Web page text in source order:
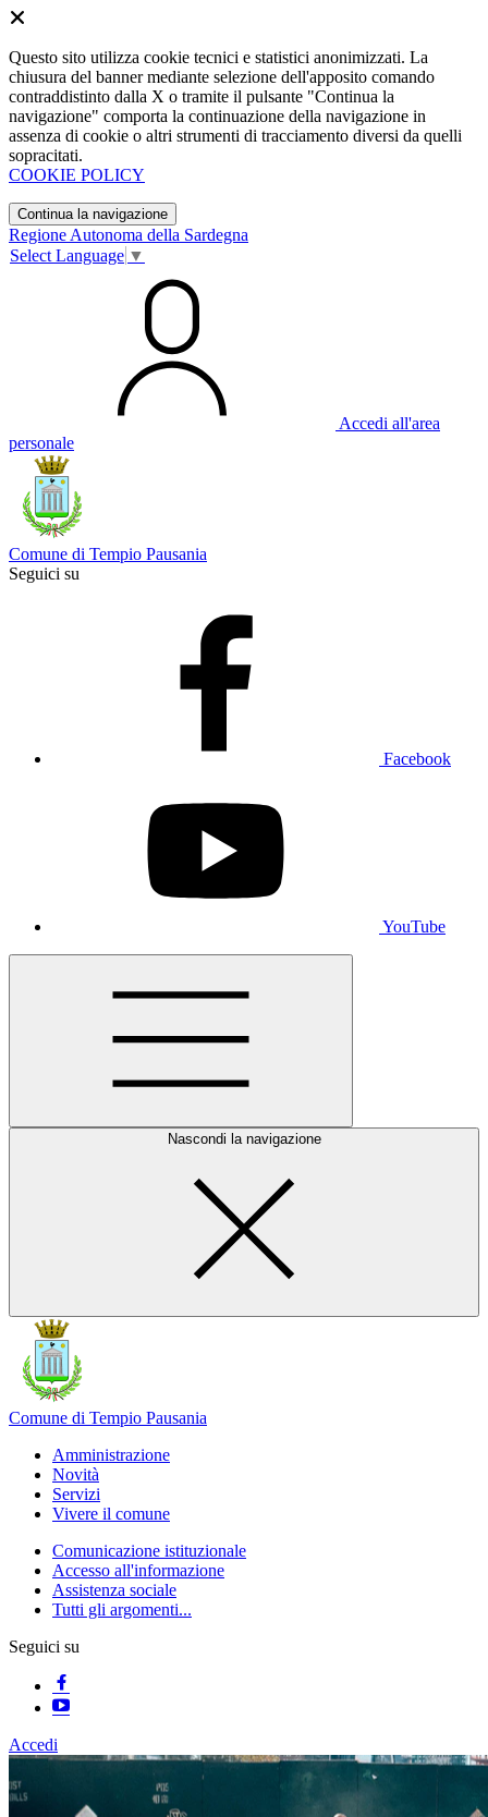
Questo sito utilizza cookie tecnici e statistici anonimizzati. La
chiusura del banner mediante selezione dell'apposito comando
contraddistinto dalla X o tramite il pulsante "Continua la
navigazione" comporta la continuazione della navigazione in
assenza di cookie o altri strumenti di tracciamento diversi da quelli
sopracitati.
COOKIE POLICY
Continua la navigazione
Regione Autonoma della Sardegna
Select Language ▼
Accedi all'area
personale
Comune di Tempio Pausania
Seguici su
Facebook
YouTube
Nascondi la navigazione
Comune di Tempio Pausania
Amministrazione
Novità
Servizi
Vivere il comune
Comunicazione istituzionale
Accesso all'informazione
Assistenza sociale
Tutti gli argomenti...
Seguici su
Accedi